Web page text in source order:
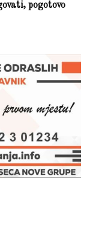
pogotovo